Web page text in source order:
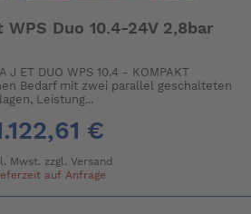
Duo 10.4-24V 2,8bar
J ET DUO WPS 10.4 - KOMPAKT
Bedarf mit zwei parallel geschalteten
Leistung...
€
Mwst. zzgl. Versand
auf Anfrage